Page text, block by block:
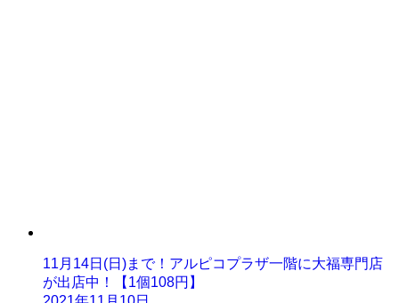
11月14日(日)まで！アルピコプラザ一階に大福専門店
が出店中！【1個108円】